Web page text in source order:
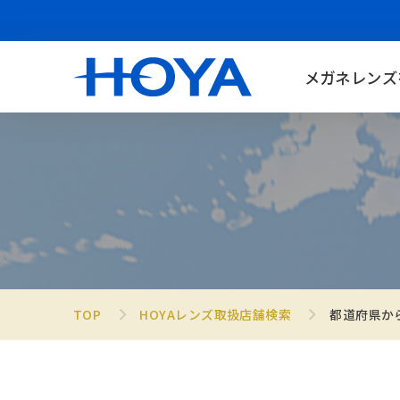
メガネレン
TOP HOYAレンズ取扱店舗検索 都道府県か